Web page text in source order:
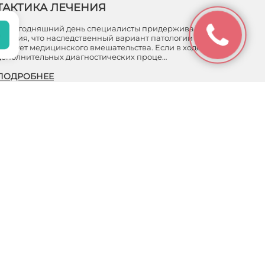
ЛЕЧЕНИЯ
На сегодняшний день специалисты придерживаются
что наследственный вариант патологии не
медицинского вмешательства. Если в ходе
диагностических проце…